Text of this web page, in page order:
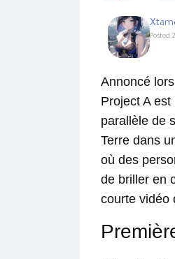
Posted
Annoncé
Project A
parallèle de
Terre dans
où des
de briller en
courte vidéo